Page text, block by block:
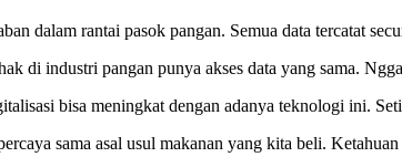
dalam rantai pasok pangan. Semua data tercatat
di industri pangan punya akses data yang sama.
bisa meningkat dengan adanya teknologi ini.
sama asal usul makanan yang kita beli.